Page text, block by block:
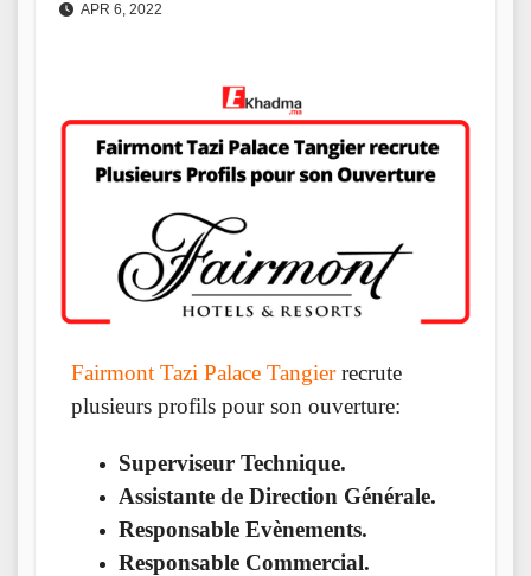
APR 6, 2022
Fairmont Tazi Palace Tangierrecrute
plusieurs profils pour son ouverture:
Superviseur Technique.
Assistante de Direction Générale.
Responsable Evènements.
Responsable Commercial.